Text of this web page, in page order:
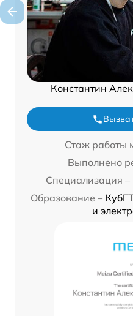
Константин
Стаж работы
Выполнено
Специализация –
Образование –
и